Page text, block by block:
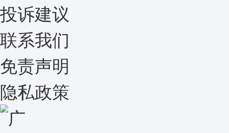
投诉建议
联系我们
免责声明
隐私政策